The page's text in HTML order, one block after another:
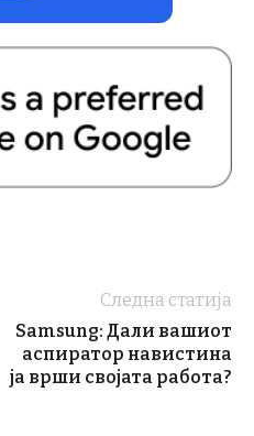
Следна статија
Samsung: Дали вашиот
аспиратор навистина
ја врши својата работа?